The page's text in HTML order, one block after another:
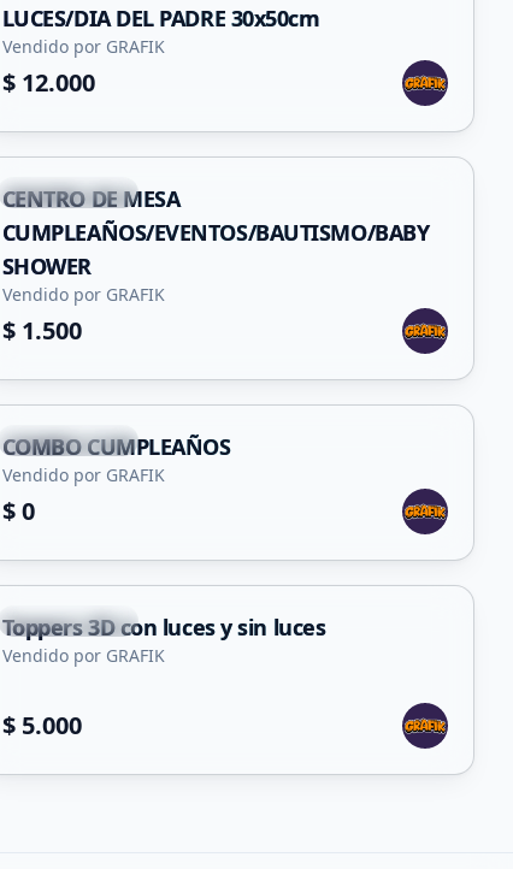
LUCES/DIA DEL PADRE 30x50cm
Vendido por GRAFIK
$ 12.000
San Francisco
+5
CENTRO DE MESA
CUMPLEAÑOS/EVENTOS/BAUTISMO/BABY
SHOWER
Vendido por GRAFIK
$ 1.500
San Francisco
+1
COMBO CUMPLEAÑOS
Vendido por GRAFIK
$ 0
San Francisco
+1
Toppers 3D con luces y sin luces
Vendido por GRAFIK
$ 5.000